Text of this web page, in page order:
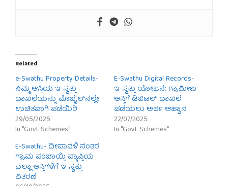
Related
e-Swathu Property Details-
ನಿಮ್ಮ ಆಸ್ತಿಯ ಇ-ಸ್ವತ್ತು
ದಾಖಲೆಯನ್ನು ಮೊಬೈಲ್‌ನಲ್ಲೇ
ಉಚಿತವಾಗಿ ಪಡೆಯಿರಿ
29/05/2025
In "Govt Schemes"
E-Swathu Digital Records-
ಇ-ಸ್ವತ್ತು ಯೋಜನೆ: ಗ್ರಾಮೀಣ
ಆಸ್ತಿಗೆ ಡಿಜಿಟಲ್ ದಾಖಲೆ
ಪಡೆಯಲು ಅರ್ಜಿ ಆಹ್ವಾನ
22/07/2025
In "Govt Schemes"
E-Swathu- ದೀಪಾವಳಿ ನಂತರ
ಗ್ರಾಮ ಪಂಚಾಯ್ತಿ ವ್ಯಾಪ್ತಿಯ
ಎಲ್ಲಾ ಆಸ್ತಿಗಳಿಗೆ ಇ-ಸ್ವತ್ತು
ವಿತರಣೆ